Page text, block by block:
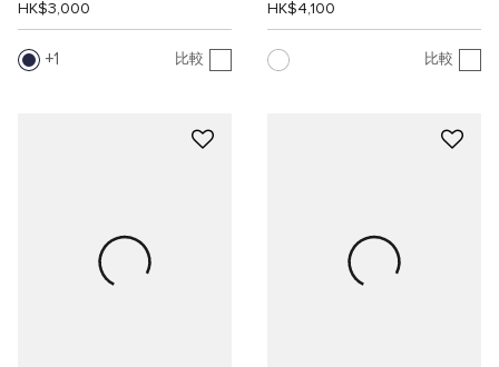
HK$3,000
1 比較
HK$4,100
比較